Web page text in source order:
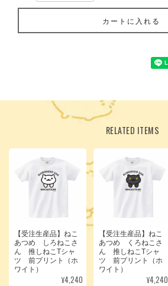
カートに入れる
RELATED ITEMS
【受注生産品】ねこ
あつめ しろねこさ
ん 推しねこTシャ
ツ 前プリント（ホ
ワイト）
¥4,240
【受注生産品】ねこ
あつめ くろねこさ
ん 推しねこTシャ
ツ 前プリント（ホ
ワイト）
¥4,240